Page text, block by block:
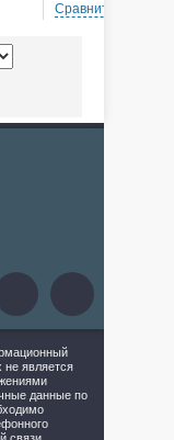
Сравнить
не является
данные по